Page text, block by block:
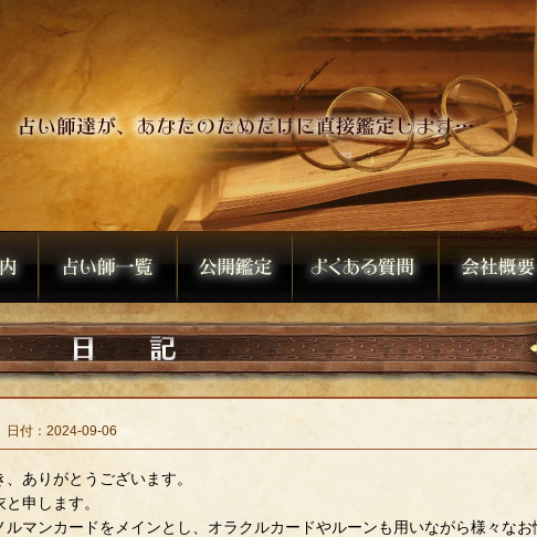
日付：2024-09-06
、ありがとうございます。
申します。
ルマンカードをメインとし、オラクルカードやルーンも用いながら様々なお